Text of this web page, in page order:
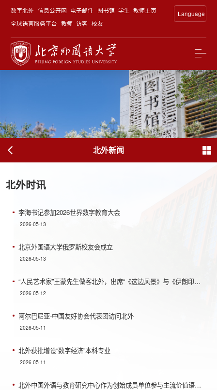
数字北外 信息公开网 电子邮件 图书馆 学生 教师主页
全球语言服务平台 教师 访客 校友
Language
北外新闻
北外时讯
李海书记参加2026世界数字教育大会
2026-05-13
北京外国语大学俄罗斯校友会成立
2026-05-13
“人民艺术家”王蒙先生做客北外，出席“《这边风景》与《伊朗印象》：中伊两国学者眼中的对方世界...
2026-05-12
阿尔巴尼亚-中国友好协会代表团访问北外
2026-05-11
北外获批增设“数字经济”本科专业
2026-05-11
北外中国外语与教育研究中心作为创始成员单位参与主流价值语料生态联盟